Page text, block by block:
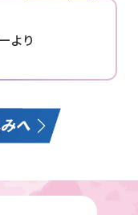
より